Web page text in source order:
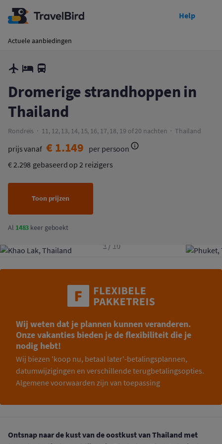
Help
Actuele aanbiedingen
Dromerige strandhoppen in Thailand Toon prijzen
Dromerige strandhoppen in
Thailand
Rondreis 11, 12, 13, 14, 15, 16, 17, 18, 19 of 20 nachten Thailand
prijs vanaf € 1.149 per persoon
€ 2.298 gebaseerd op 2 reizigers
Toon prijzen
Al 1483 keer geboekt
1/ 10
Wij weten dat je plannen kunnen veranderen.
Onze vakanties bieden je de flexibiliteit die je
nodig hebt!
Wij biezen 'koop nu, betaal later'-betalingsplannen,
datumwijzigingen en verschillende terugbetalingsopties.
Algemene voorwaarden zijn van toepassing
Ontsnap naar de kust van de oostkust van Thailand met